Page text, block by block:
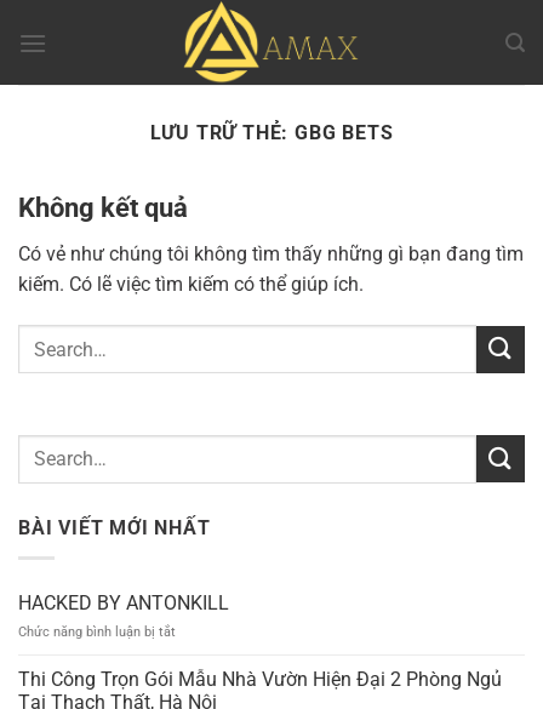
đến
LƯU TRỮ THẺ: GBG BETS
Không kết quả
Có vẻ như chúng tôi không tìm thấy những gì bạn đang tìm
kiếm. Có lẽ việc tìm kiếm có thể giúp ích.
BÀI VIẾT MỚI NHẤT
HACKED BY ANTONKILL
Chức năng bình luận bị tắt
BY
ANTONKILL
Thi Công Trọn Gói Mẫu Nhà Vườn Hiện Đại 2 Phòng Ngủ
Tại Thạch Thất, Hà Nội